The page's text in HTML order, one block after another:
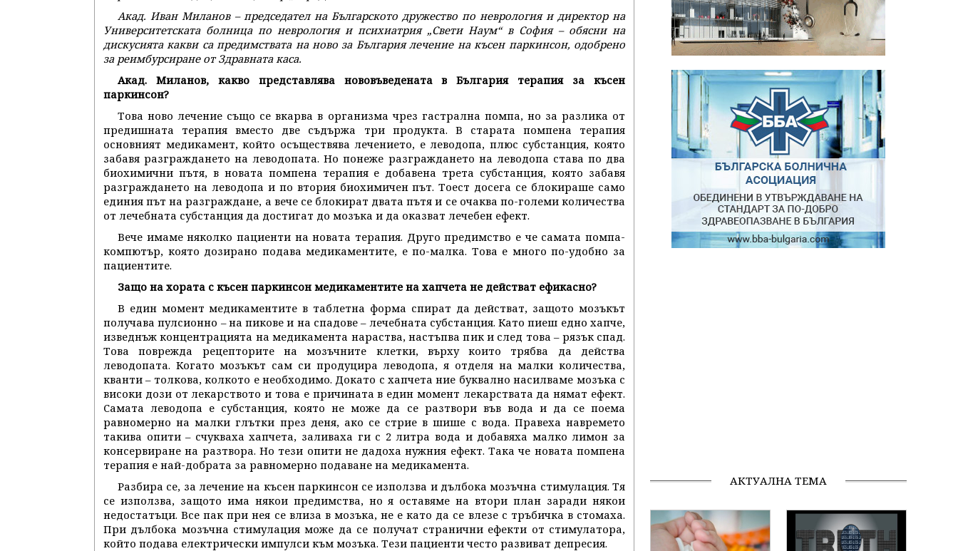
Акад. Иван Миланов – председател на Българското дружество по неврология и директор на
Университетската болница по неврология и психиатрия „Свети Наум“ в София – обясни на
дискусията какви са предимствата на ново за България лечение на късен паркинсон, одобрено
за реимбурсиране от Здравната каса.
Акад. Миланов, какво представлява нововъведената в България терапия за късен
паркинсон?
Това ново лечение също се вкарва в организма чрез гастрална помпа, но за разлика от
предишната терапия вместо две съдържа три продукта. В старата помпена терапия
основният медикамент, който осъществява лечението, е леводопа, плюс субстанция, която
забавя разграждането на леводопата. Но понеже разграждането на леводопа става по два
биохимични пътя, в новата помпена терапия е добавена трета субстанция, която забавя
разграждането на леводопа и по втория биохимичен път. Тоест досега се блокираше само
единия път на разграждане, а вече се блокират двата пътя и се очаква по-големи количества
от лечебната субстанция да достигат до мозъка и да оказват лечебен ефект.
Вече имаме няколко пациенти на новата терапия. Друго предимство е че самата помпа-
компютър, която дозирано подава медикаментите, е по-малка. Това е много по-удобно за
пациентите.
Защо на хората с късен паркинсон медикаментите на хапчета не действат ефикасно?
В един момент медикаментите в таблетна форма спират да действат, защото мозъкът
получава пулсионно – на пикове и на спадове – лечебната субстанция. Като пиеш едно хапче,
изведнъж концентрацията на медикамента нараства, настъпва пик и след това – рязък спад.
Това поврежда рецепторите на мозъчните клетки, върху които трябва да действа
леводопата. Когато мозъкът сам си продуцира леводопа, я отделя на малки количества,
кванти – толкова, колкото е необходимо. Докато с хапчета ние буквално насилваме мозъка с
високи дози от лекарството и това е причината в един момент лекарствата да нямат ефект.
Самата леводопа е субстанция, която не може да се разтвори във вода и да се поема
равномерно на малки глътки през деня, ако се стрие в шише с вода. Правеха навремето
такива опити – счукваха хапчета, заливаха ги с 2 литра вода и добавяха малко лимон за
консервиране на разтвора. Но тези опити не дадоха нужния ефект. Така че новата помпена
терапия е най-добрата за равномерно подаване на медикамента.
Разбира се, за лечение на късен паркинсон се използва и дълбока мозъчна стимулация. Тя
се използва, защото има някои предимства, но я оставяме на втори план заради някои
недостатъци. Все пак при нея се влиза в мозъка, не е като да се влезе с тръбичка в стомаха.
При дълбока мозъчна стимулация може да се получат странични ефекти от стимулатора,
който подава електрически импулси към мозъка. Тези пациенти често развиват депресия.
АКТУАЛНА ТЕМА